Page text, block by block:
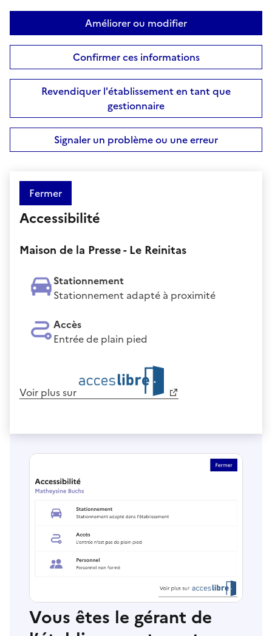
Améliorer ou modifier
Confirmer ces informations
Revendiquer l'établissement en tant que
gestionnaire
Signaler un problème ou une erreur
Fermer
Accessibilité
Maison de la Presse - Le Reinitas
Stationnement
Stationnement adapté à proximité
Accès
Entrée de plain pied
Voir plus sur
Vous êtes le gérant de